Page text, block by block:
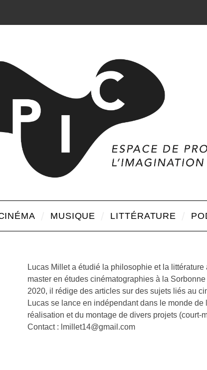
MUSIQUE LITTÉRATURE
Lucas Millet a étudié la philosophie et la
master en études cinématographies à la
2020, il rédige des articles sur des sujets liés au
Lucas se lance en indépendant dans le monde
réalisation et du montage de divers projets
Contact : lmillet14@gmail.com